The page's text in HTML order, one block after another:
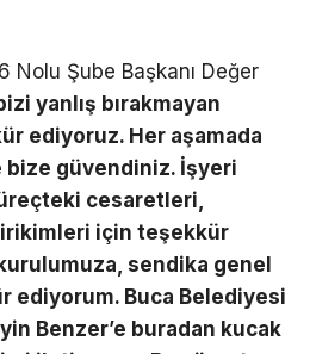
Nolu Şube Başkanı Değer
yanlış bırakmayan
ediyoruz. Her aşamada
bize güvendiniz. İşyeri
cesaretleri,
için teşekkür
sendika genel
ediyorum. Buca Belediyesi
Benzer’e buradan kucak